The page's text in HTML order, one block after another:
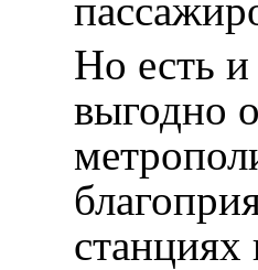
Но есть
выгодно
станциях